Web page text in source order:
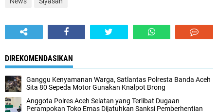
DIREKOMENDASIKAN
Ganggu Kenyamanan Warga, Satlantas Polresta Banda Aceh
Sita 80 Sepeda Motor Gunakan Knalpot Brong
Anggota Polres Aceh Selatan yang Terlibat Dugaan
Perampokan Toko Emas Dijatuhkan Sanksi Pemberhentian